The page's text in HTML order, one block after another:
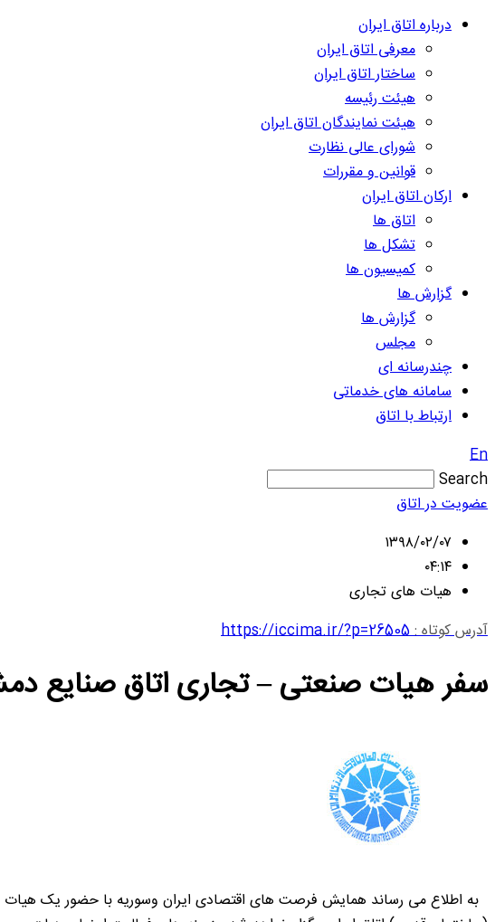
درباره اتاق ایران
معرفی اتاق ایران
ساختار اتاق ایران
هیئت رئیسه
هیئت نمایندگان اتاق ایران
شورای عالی نظارت
قوانین و مقررات
ارکان اتاق ایران
اتاق ها
تشکل ها
کمیسیون ها
گزارش ها
گزارش ها
مجلس
چندرسانه ای
سامانه های خدماتی
ارتباط با اتاق
En
Search
عضویت در اتاق
۱۳۹۸/۰۲/۰۷
۰۴:۱۴
هیات های تجاری
آدرس کوتاه :https://iccima.ir/?p=26505
سفر هیات صنعتی – تجاری اتاق صنایع